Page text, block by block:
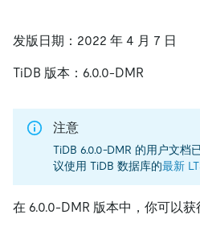
发版日期：2022 年 4 月 7 日
TiDB 版本：6.0.0-DMR
注意
TiDB 6.0.0-DMR 的用户文档
议使用 TiDB 数据库的最新
在 6.0.0-DMR 版本中，你可以获